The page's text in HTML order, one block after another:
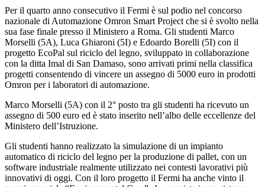
Per il quarto anno consecutivo il Fermi è sul podio nel concorso
nazionale di Automazione Omron Smart Project che si è svolto nella
sua fase finale presso il Ministero a Roma. Gli studenti Marco
Morselli (5A), Luca Ghiaroni (5I) e Edoardo Borelli (5I) con il
progetto EcoPal sul riciclo del legno, sviluppato in collaborazione
con la ditta Imal di San Damaso, sono arrivati primi nella classifica
progetti consentendo di vincere un assegno di 5000 euro in prodotti
Omron per i laboratori di automazione.
Marco Morselli (5A) con il 2° posto tra gli studenti ha ricevuto un
assegno di 500 euro ed è stato inserito nell’albo delle eccellenze del
Ministero dell’Istruzione.
Gli studenti hanno realizzato la simulazione di un impianto
automatico di riciclo del legno per la produzione di pallet, con un
software industriale realmente utilizzato nei contesti lavorativi più
innovativi di oggi. Con il loro progetto il Fermi ha anche vinto il